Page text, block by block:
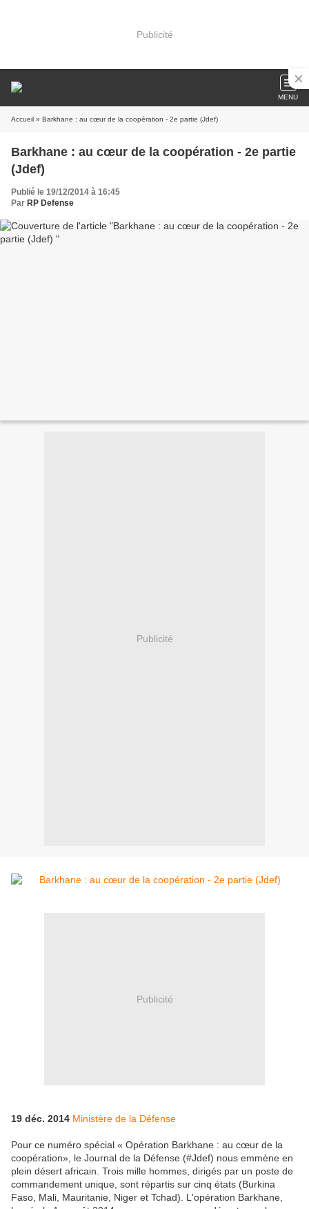
Publicité
MENU
Accueil » Barkhane : au cœur de la coopération - 2e partie (Jdef)
Barkhane : au cœur de la coopération - 2e partie
(Jdef)
Publié le 19/12/2014 à 16:45
Par RP Defense
Publicité
Publicité
19 déc. 2014 Ministère de la Défense
Pour ce numéro spécial « Opération Barkhane : au cœur de la
coopération», le Journal de la Défense (#Jdef) nous emmène en
plein désert africain. Trois mille hommes, dirigés par un poste de
commandement unique, sont répartis sur cinq états (Burkina
Faso, Mali, Mauritanie, Niger et Tchad). L'opération Barkhane,